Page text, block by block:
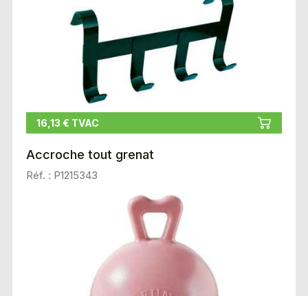
16,13 € TVAC
Accroche tout grenat
Réf. : P1215343